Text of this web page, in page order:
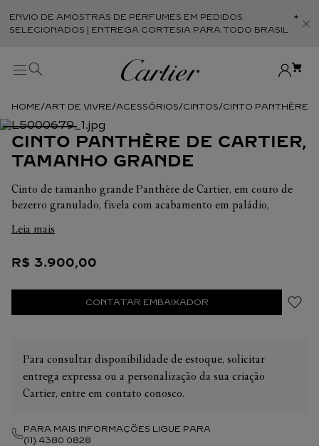
ENVIO DE AMOSTRAS DE PERFUMES EM PEDIDOS
SELECIONADOS | ENTREGA CORTESIA PARA TODO BRASIL
ART DE VIVRE ACESSÓRIOS CINTOS CINTO PANTHÈRE
CINTO PANTHÈRE DE CARTIER,
TAMANHO GRANDE
Cinto de tamanho grande Panthère de Cartier, em couro de
bezerro granulado, fivela com acabamento em paládio,
Dimensões: 2,5 cm de altura x 95 cm de comprimento.
Leia mais
R$ 3.900,00
CONTATAR EMBAIXADOR
Para consultar disponibilidade de estoque, solicitar
entrega expressa ou a personalização da sua criação
Cartier, entre em contato conosco.
PARA MAIS INFORMAÇÕES LIGUE PARA
(11) 4380 0828